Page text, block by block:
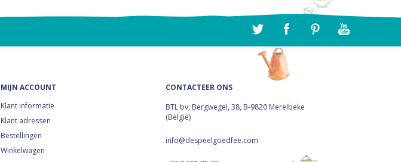
MIJN ACCOUNT
Klant informatie
Klant adressen
Bestellingen
Winkelwagen
CONTACTEER ONS
BTL bv, Bergwegel, 38, B-9820 Merelbeke
(België)
info@despeelgoedfee.com